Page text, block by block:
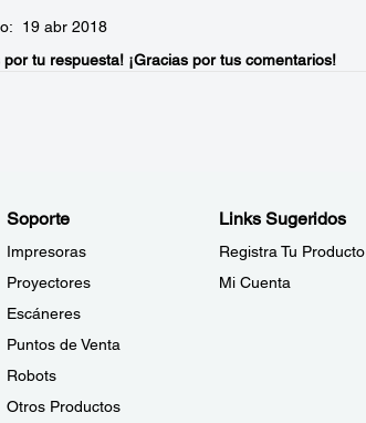
19 abr 2018
por tu respuesta! ¡Gracias por tus comentarios!
Soporte
Impresoras
Proyectores
Escáneres
Puntos de Venta
Robots
Otros Productos
Links Sugeridos
Registra Tu Producto
Mi Cuenta